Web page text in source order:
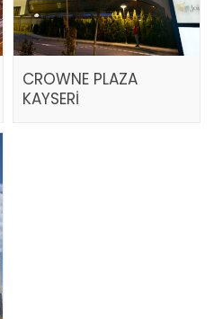
CROWNE PLAZA
KAYSERİ